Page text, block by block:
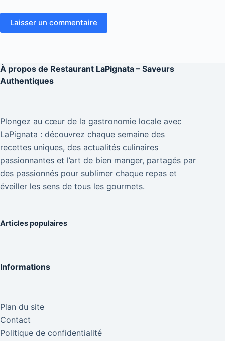
Laisser un commentaire
À propos de Restaurant LaPignata – Saveurs
Authentiques
Plongez au cœur de la gastronomie locale avec
LaPignata : découvrez chaque semaine des
recettes uniques, des actualités culinaires
passionnantes et l’art de bien manger, partagés par
des passionnés pour sublimer chaque repas et
éveiller les sens de tous les gourmets.
Articles populaires
Informations
Plan du site
Contact
Politique de confidentialité